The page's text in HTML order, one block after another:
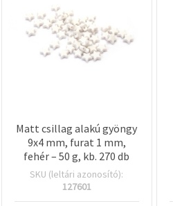
Matt csillag alakú gyöngy
9x4 mm, furat 1 mm,
fehér – 50 g, kb. 270 db
SKU (leltári azonosító):
127601